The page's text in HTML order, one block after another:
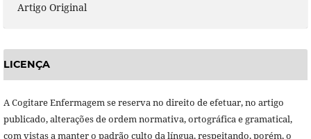
Artigo Original
LICENÇA
A Cogitare Enfermagem se reserva no direito de efetuar, no artigo
publicado, alterações de ordem normativa, ortográfica e gramatical,
com vistas a manter o padrão culto da língua, respeitando, porém, o